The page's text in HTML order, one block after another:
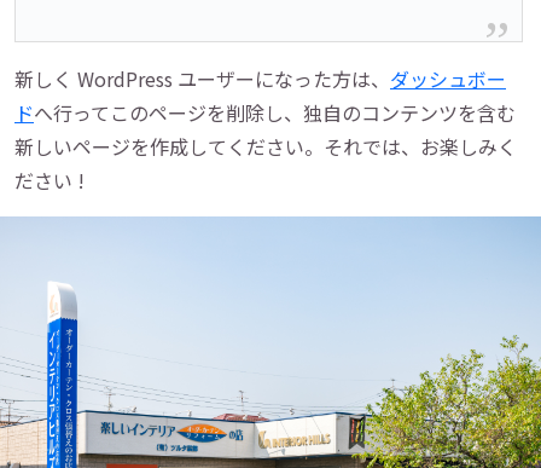
新しく WordPress ユーザーになった方は、 ダッシュボー
ドへ行ってこのページを削除し、独自のコンテンツを含む
新しいページを作成してください。それでは、お楽しみく
ださい !